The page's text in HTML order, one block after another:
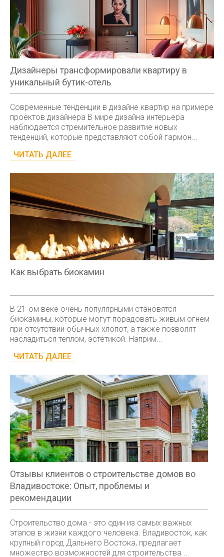
Дизайнеры трансформировали квартиру в
уникальный бутик-отель
Современные тенденции в дизайне квартир на примере
проектов дизайнера В мире дизайна интерьера
наблюдается стремительное развитие новых
тенденций, которые представляют собой гармон...
ЧИТАТЬ ДАЛЕЕ
Как выбрать биокамин
В 21-ом веке очень популярными становятся
биокамины, которые могут порадовать живым огнем
при отсутствии обычных хлопот, а также позволят
насладиться теплом, эстетикой. Наприм...
ЧИТАТЬ ДАЛЕЕ
Отзывы клиентов о строительстве домов во
Владивостоке: Опыт, проблемы и
рекомендации
Строительство дома - это один из самых важных
этапов в жизни каждого человека. Владивосток, как
крупный город Дальнего Востока, предлагает
множество возможностей для строительства ...